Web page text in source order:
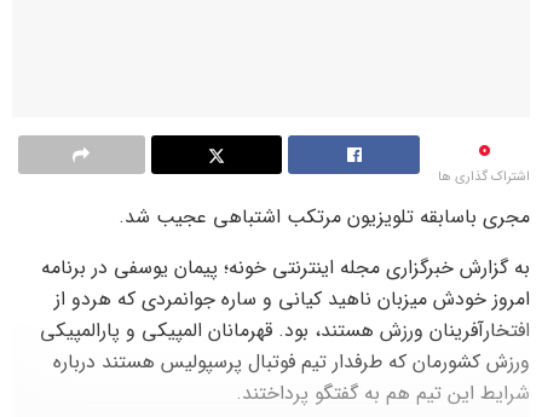
0
اشتراک گذاری ها
مجری باسابقه تلویزیون مرتکب اشتباهی عجیب شد.
به گزارش خبرگزاری مجله اینترنتی خونه؛ پیمان یوسفی در برنامه
امروز خودش میزبان ناهید کیانی و ساره جوانمردی که هردو از
افتخارآفرینان ورزش هستند، بود. قهرمانان المپیکی و پارالمپیکی
ورزش کشورمان که طرفدار تیم فوتبال پرسپولیس هستند درباره
شرایط این تیم هم به گفتگو پرداختند.